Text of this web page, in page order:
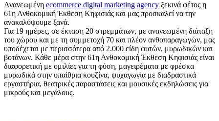
Ανανεωμένη ecommerce digital marketing agency ξεκινά φέτος η
61η Ανθοκομική Έκθεση Κηφισιάς και μας προσκαλεί να την
ανακαλύψουμε ξανά.
Για 19 ημέρες, σε έκταση 20 στρεμμάτων, με ανανεωμένη διάταξη
του χώρου και με τη συμμετοχή 70 και πλέον ανθοπαραγωγών, μας
υποδέχεται με περισσότερα από 2.000 είδη φυτών, μυρωδικών και
βοτάνων. Κάθε μέρα στην 61η Ανθοκομική Έκθεση Κηφισιάς είναι
διαφορετική με ομιλίες για τη φύση, μαγειρέματα με φρέσκα
μυρωδικά στην υπαίθρια κουζίνα, ψυχαγωγία με διαδραστικά
εργαστήρια, θεατρικές παραστάσεις και μουσικές εκδηλώσεις για
μικρούς και μεγάλους.